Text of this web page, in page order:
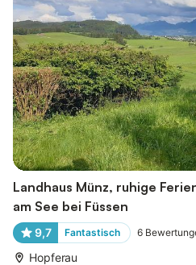
Landhaus Münz, ruhige Ferienwohnung nahe Hopfen
am See bei Füssen
9,7 Fantastisch 6
Hopferau